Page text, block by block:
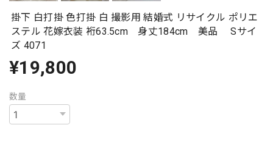
掛下 白打掛 色打掛 白 撮影用 結婚式 リサイクル ポリエ
ステル 花嫁衣装 裄63.5cm 身丈184cm 美品 Sサイ
ズ 4071
¥19,800
数量